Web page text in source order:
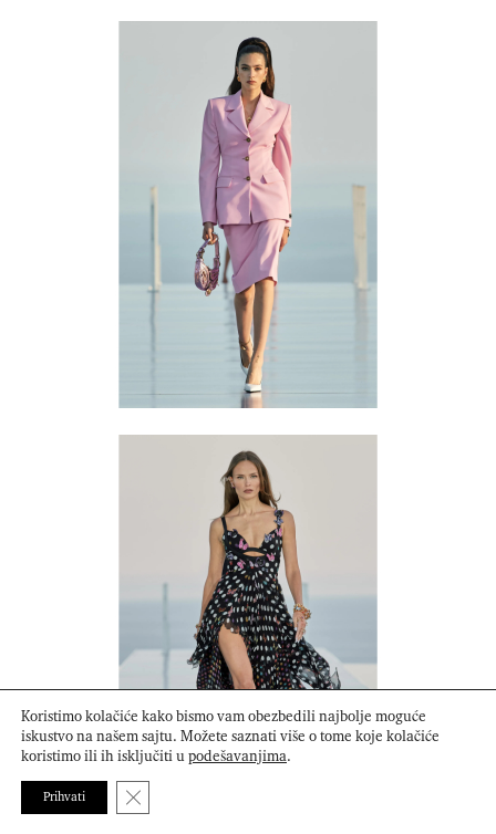
Koristimo kolačiće kako bismo vam obezbedili najbolje moguće
iskustvo na našem sajtu. Možete saznati više o tome koje kolačiće
koristimo ili ih isključiti upodešavanjima.
Prihvati Close GDPR Cookie Banner